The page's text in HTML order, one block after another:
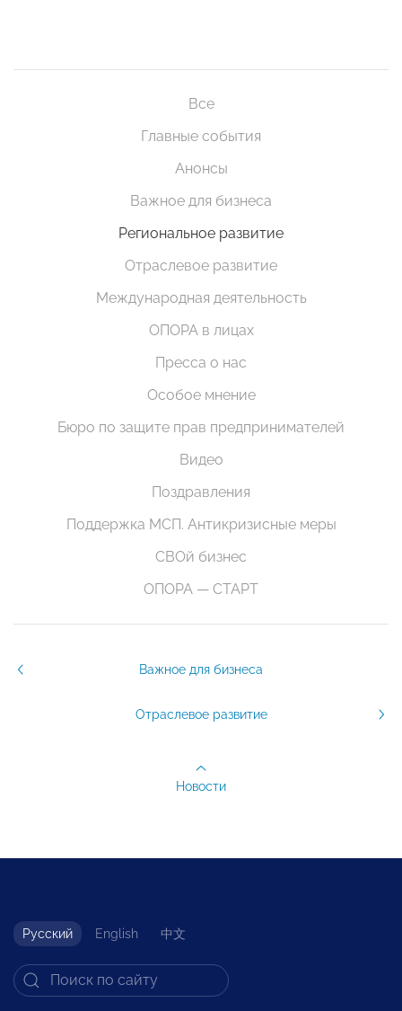
Все
Главные события
Анонсы
Важное для бизнеса
Региональное развитие
Отраслевое развитие
Международная деятельность
ОПОРА в лицах
Пресса о нас
Особое мнение
Бюро по защите прав предпринимателей
Видео
Поздравления
Поддержка МСП. Антикризисные меры
СВОй бизнес
ОПОРА — СТАРТ
Важное для бизнеса
Отраслевое развитие
Новости
Русский English 中文